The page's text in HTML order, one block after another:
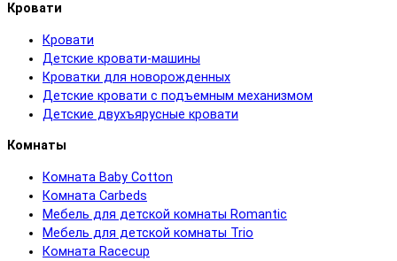
Кровати
Кровати
Детские кровати-машины
Кроватки для новорожденных
Детские кровати с подъемным механизмом
Детские двухъярусные кровати
Комнаты
Комната Baby Cotton
Комната Carbeds
Мебель для детской комнаты Romantic
Мебель для детской комнаты Trio
Комната Racecup